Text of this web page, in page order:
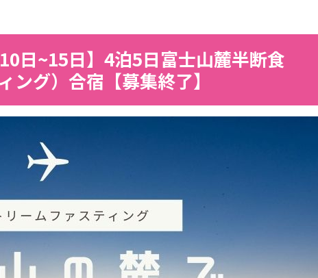
日~15日】4泊5日富士山麓半断食
ング）合宿【募集終了】